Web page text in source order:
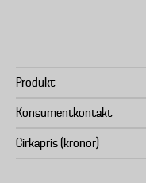
Produkt
Konsumentkontakt
Cirkapris (kronor)